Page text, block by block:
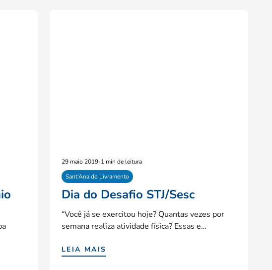
29 maio 2019-1 min de leitura
Sant’Ana do Livramento
Dia do Desafio STJ/Sesc
“Você já se exercitou hoje? Quantas vezes por
semana realiza atividade física? Essas e…
LEIA MAIS